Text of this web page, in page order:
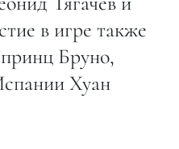
в игре также
Бруно,
Хуан